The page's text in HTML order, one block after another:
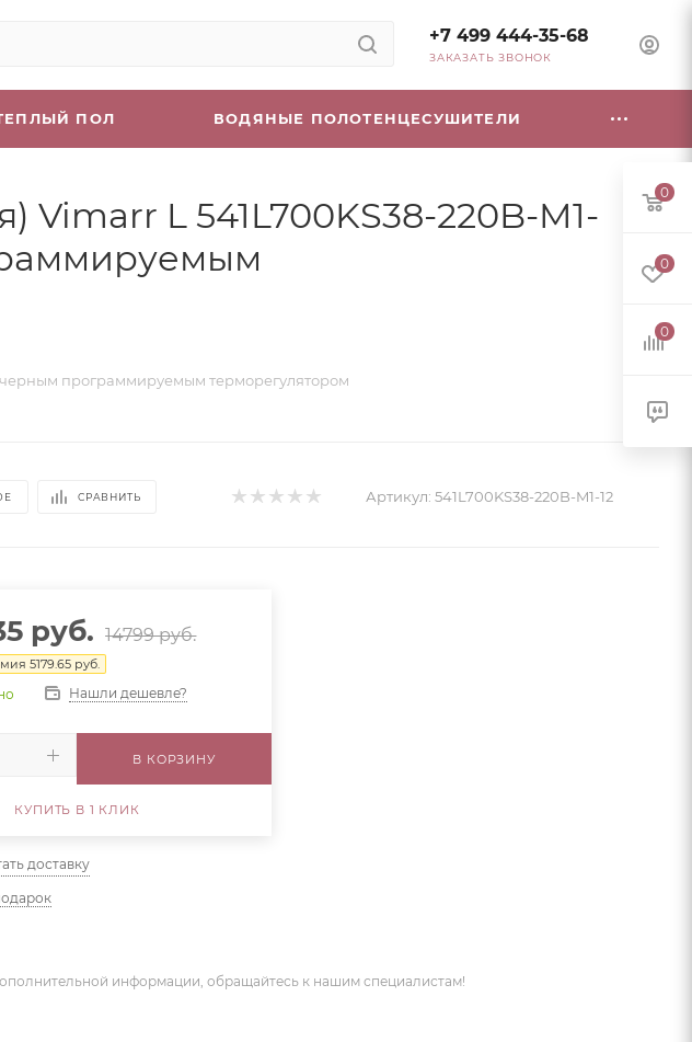
+7 499 444-35-68
ЗАКАЗАТЬ ЗВОНОК
ПОЛ ВОДЯНЫЕ ПОЛОТЕНЦЕСУШИТЕЛИ
Vimarr L 541L700KS38-220B-M1-
черным программируемым терморегулятором
СРАВНИТЬ Артикул: 541L700KS38-220B-M1-12
руб. 14799руб.
5179.65 руб.
Нашли дешевле?
В КОРЗИНУ
КУПИТЬ В 1 КЛИК
доставку
информации, обращайтесь к нашим специалистам!
0
0
0